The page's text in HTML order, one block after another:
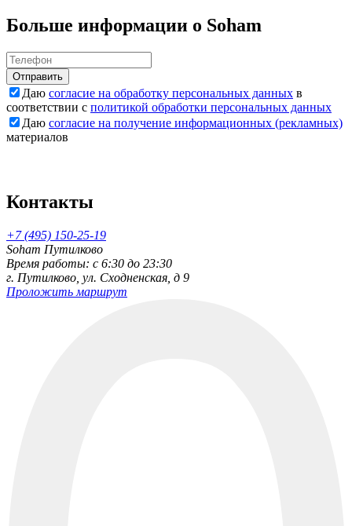
Больше информации о Soham
Отправить
Даю согласие на обработку персональных данных в
соответствии с политикой обработки персональных данных
Даю согласие на получение информационных (рекламных)
материалов
Контакты
+7 (495) 150-25-19
Soham Путилково
Время работы: c 6:30 до 23:30
г. Путилково, ул. Сходненская, д 9
Проложить маршрут